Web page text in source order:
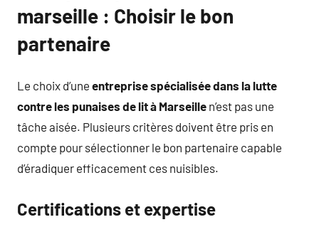
marseille : Choisir le bon
partenaire
Le choix d’une entreprise spécialisée dans la lutte
contre les punaises de lit à Marseille n’est pas une
tâche aisée. Plusieurs critères doivent être pris en
compte pour sélectionner le bon partenaire capable
d’éradiquer efficacement ces nuisibles.
Certifications et expertise